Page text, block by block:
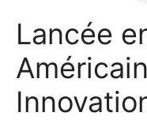
Lancée